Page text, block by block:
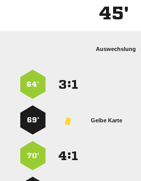
45'
Auswechslung
:
64’
Gelbe Karte
69’
:
70’